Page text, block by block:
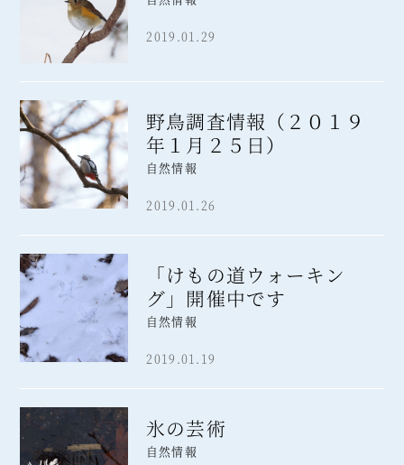
2019.01.29
野鳥調査情報（２０１９
年１月２５日）
自然情報
2019.01.26
「けもの道ウォーキン
グ」開催中です
自然情報
2019.01.19
氷の芸術
自然情報